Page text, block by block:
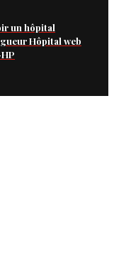
un hôpital
Hôpital web